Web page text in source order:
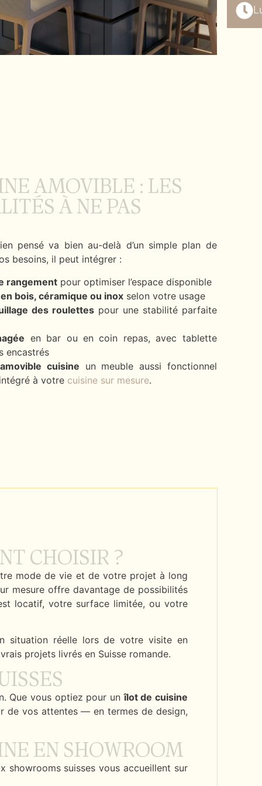
AMOVIBLE : LES
À NE PAS
pensé va bien au-delà d’un simple plan de
besoins, il peut intégrer :
rangement pour optimiser l’espace disponible
bois, céramique ou inox selon votre usage
des roulettespour une stabilité parfaite
en bar ou en coin repas, avec tablette
encastrés
cuisine un meuble aussi fonctionnel
à votre cuisine sur mesure.
CHOISIR ?
mode de vie et de votre projet à long
mesure offre davantage de possibilités
locatif, votre surface limitée, ou votre
situation réelle lors de votre visite en
projets livrés en Suisse romande.
Que vous optiez pour unîlot de cuisine
de vos attentes — en termes de design,
EN SHOWROOM
showrooms suisses vous accueillent sur